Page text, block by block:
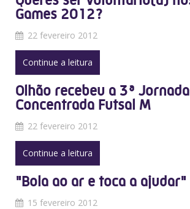
Games 2012?
22 fevereiro 2012
Continue a leitura
Olhão recebeu a 3ª Jornada
Concentrada Futsal M
22 fevereiro 2012
Continue a leitura
"Bola ao ar e toca a ajudar"
15 fevereiro 2012